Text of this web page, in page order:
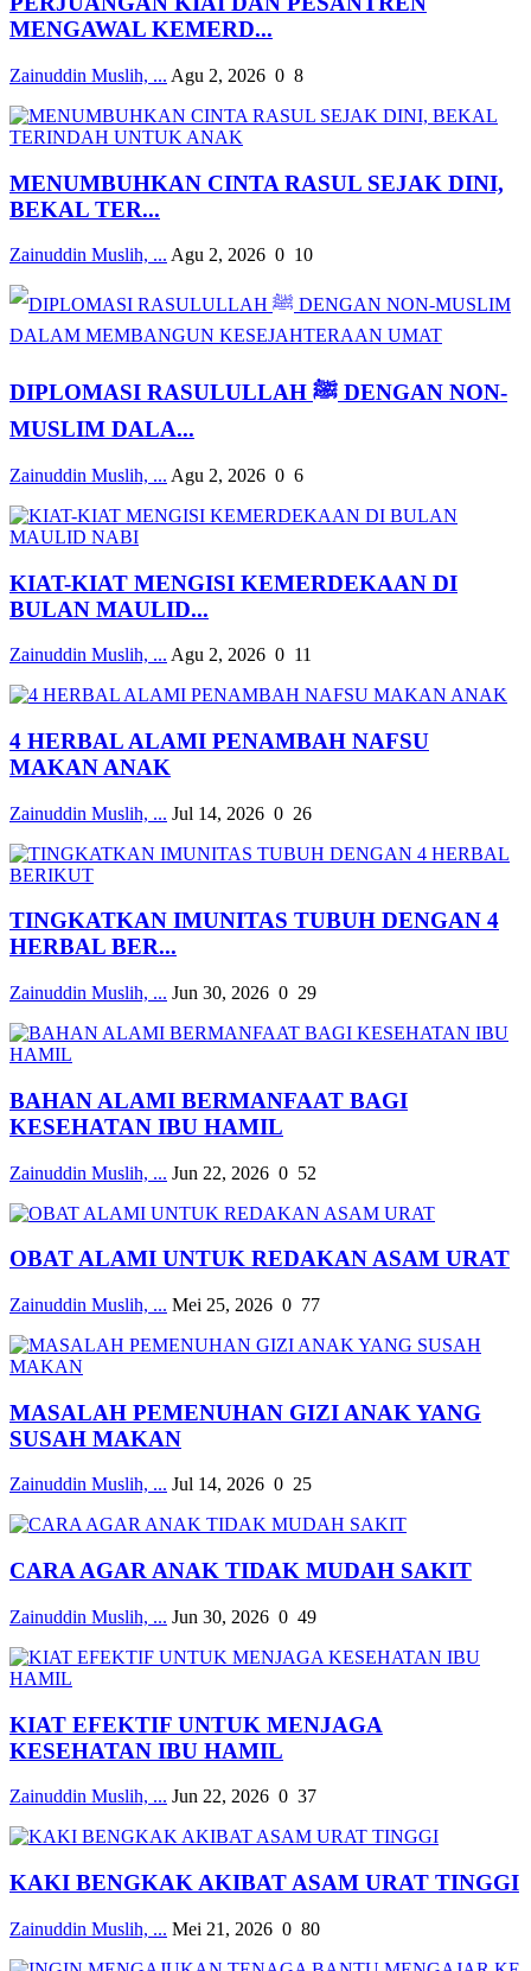
MENGAWAL KEMERD...
Zainuddin Muslih, ... Agu 2, 2026 0 8
MENUMBUHKAN CINTA RASUL SEJAK DINI,
BEKAL TER...
Zainuddin Muslih, ... Agu 2, 2026 0 10
DIPLOMASI RASULULLAH ﷺ DENGAN NON-
MUSLIM DALA...
Zainuddin Muslih, ... Agu 2, 2026 0 6
KIAT-KIAT MENGISI KEMERDEKAAN DI
BULAN MAULID...
Zainuddin Muslih, ... Agu 2, 2026 0 11
4 HERBAL ALAMI PENAMBAH NAFSU
MAKAN ANAK
Zainuddin Muslih, ... Jul 14, 2026 0 26
TINGKATKAN IMUNITAS TUBUH DENGAN 4
HERBAL BER...
Zainuddin Muslih, ... Jun 30, 2026 0 29
BAHAN ALAMI BERMANFAAT BAGI
KESEHATAN IBU HAMIL
Zainuddin Muslih, ... Jun 22, 2026 0 52
OBAT ALAMI UNTUK REDAKAN ASAM URAT
Zainuddin Muslih, ... Mei 25, 2026 0 77
MASALAH PEMENUHAN GIZI ANAK YANG
SUSAH MAKAN
Zainuddin Muslih, ... Jul 14, 2026 0 25
CARA AGAR ANAK TIDAK MUDAH SAKIT
Zainuddin Muslih, ... Jun 30, 2026 0 49
KIAT EFEKTIF UNTUK MENJAGA
KESEHATAN IBU HAMIL
Zainuddin Muslih, ... Jun 22, 2026 0 37
KAKI BENGKAK AKIBAT ASAM URAT TINGGI
Zainuddin Muslih, ... Mei 21, 2026 0 80